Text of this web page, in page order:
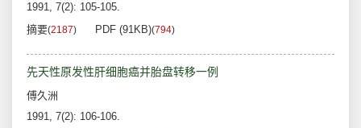
1991, 7(2): 105-105.
摘要(2187) PDF (91KB)(794)
先天性原发性肝细胞癌并胎盘转移一例
傅久洲
1991, 7(2): 106-106.